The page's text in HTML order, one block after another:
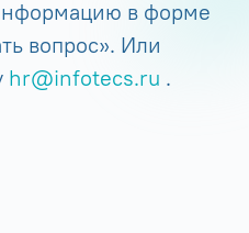
в форме
вопрос». Или
hr@infotecs.ru .